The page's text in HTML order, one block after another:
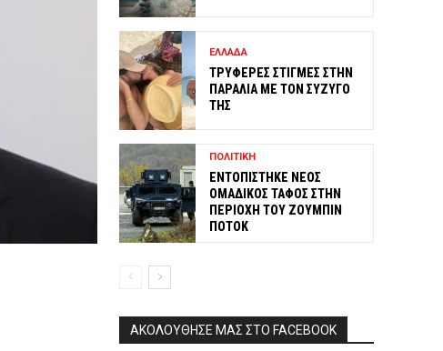
ΕΛΛΑΔΑ
ΤΡΥΦΕΡΕΣ ΣΤΙΓΜΕΣ ΣΤΗΝ
ΠΑΡΑΛΙΑ ΜΕ ΤΟΝ ΣΥΖΥΓΟ
ΤΗΣ
ΠΟΛΙΤΙΚΗ
ΕΝΤΟΠΙΣΤΗΚΕ ΝΕΟΣ
ΟΜΑΔΙΚΟΣ ΤΑΦΟΣ ΣΤΗΝ
ΠΕΡΙΟΧΗ ΤΟΥ ΖΟΥΜΠΙΝ
ΠΟΤΟΚ
ΑΚΟΛΟΥΘΗΣΕ ΜΑΣ ΣΤΟ FACEBOOK